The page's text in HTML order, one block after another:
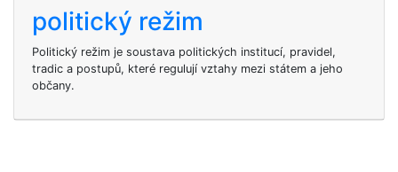
politický režim
Politický režim je soustava politických institucí, pravidel,
tradic a postupů, které regulují vztahy mezi státem a jeho
občany.